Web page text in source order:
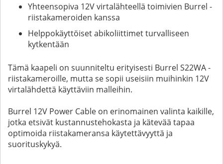
Yhteensopiva 12V virtalähteellä toimivien Burrel -
riistakameroiden kanssa
Helppokäyttöiset abikoliittimet turvalliseen
kytkentään
Tämä kaapeli on suunniteltu erityisesti Burrel S22WA -
riistakameroille, mutta se sopii useisiin muihinkin 12V
virtalähdettä käyttäviin malleihin.
Burrel 12V Power Cable on erinomainen valinta kaikille,
jotka etsivät kustannustehokasta ja kätevää tapaa
optimoida riistakameransa käytettävyyttä ja
suorituskykyä.